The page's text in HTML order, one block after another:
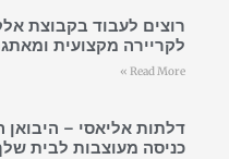
רוצים לעבוד בקבוצת
לקריירה מקצועית
Read More »
דלתות אליאסי – היבואן
כניסה מעוצבות לבית